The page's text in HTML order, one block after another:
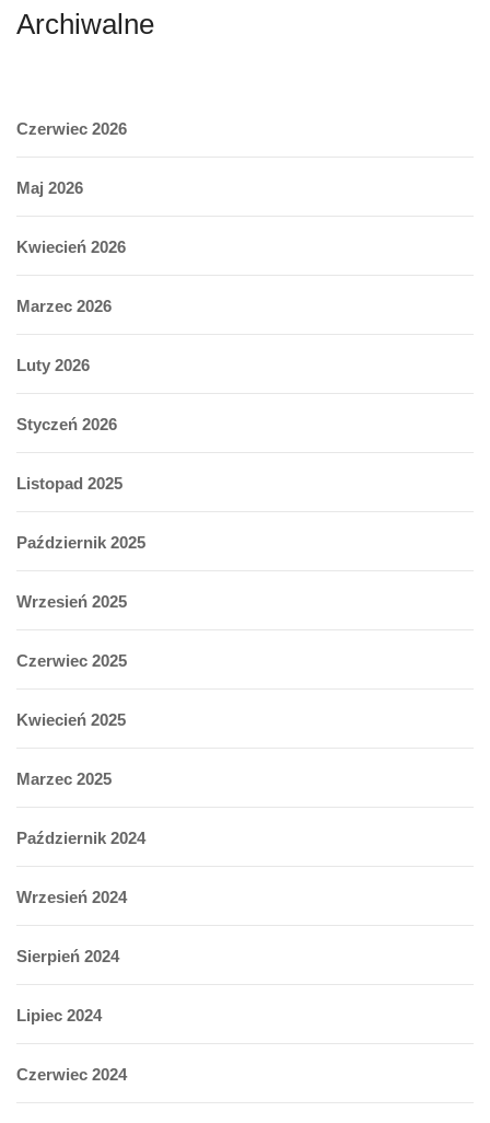
Archiwalne
Czerwiec 2026
Maj 2026
Kwiecień 2026
Marzec 2026
Luty 2026
Styczeń 2026
Listopad 2025
Październik 2025
Wrzesień 2025
Czerwiec 2025
Kwiecień 2025
Marzec 2025
Październik 2024
Wrzesień 2024
Sierpień 2024
Lipiec 2024
Czerwiec 2024